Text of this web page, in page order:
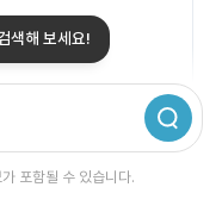
색해 보세요!
포함될 수 있습니다.